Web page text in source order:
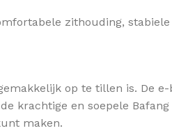
zithouding,
op te tillen is. De
krachtige en soepele
maken.